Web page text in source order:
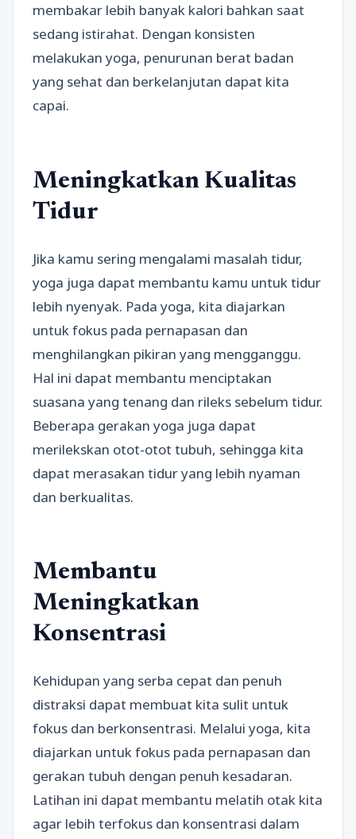
membakar lebih banyak kalori bahkan saat
sedang istirahat. Dengan konsisten
melakukan yoga, penurunan berat badan
yang sehat dan berkelanjutan dapat kita
capai.
Meningkatkan Kualitas
Tidur
Jika kamu sering mengalami masalah tidur,
yoga juga dapat membantu kamu untuk tidur
lebih nyenyak. Pada yoga, kita diajarkan
untuk fokus pada pernapasan dan
menghilangkan pikiran yang mengganggu.
Hal ini dapat membantu menciptakan
suasana yang tenang dan rileks sebelum tidur.
Beberapa gerakan yoga juga dapat
merilekskan otot-otot tubuh, sehingga kita
dapat merasakan tidur yang lebih nyaman
dan berkualitas.
Membantu
Meningkatkan
Konsentrasi
Kehidupan yang serba cepat dan penuh
distraksi dapat membuat kita sulit untuk
fokus dan berkonsentrasi. Melalui yoga, kita
diajarkan untuk fokus pada pernapasan dan
gerakan tubuh dengan penuh kesadaran.
Latihan ini dapat membantu melatih otak kita
agar lebih terfokus dan konsentrasi dalam